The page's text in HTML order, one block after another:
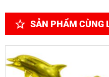
SẢN PHẨM CÙNG